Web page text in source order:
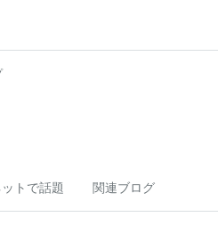
トで話題 関連ブログ